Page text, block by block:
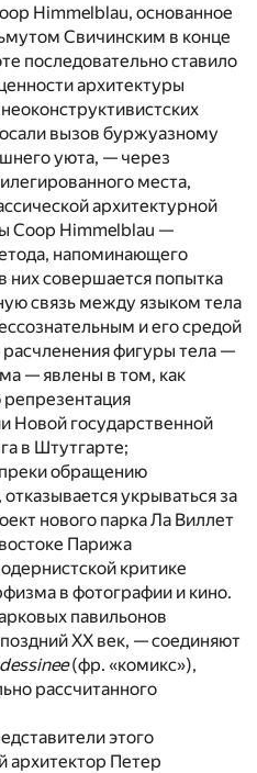
Himmelblau, основанное
Свичинским в конце
последовательно ставило
архитектуры
вызов буржуазному
уюта, — через
места,
архитектурной
Coop Himmelblau —
напоминающего
них совершается попытка
связь между языком тела
и его средой
фигуры тела —
— явлены в том, как
Новой государственной
в Штутгарте;
обращению
укрываться за
нового парка Ла Виллет
Парижа
критике
в фотографии и кино.
павильонов
XX век, — соединяют
(фр. «комикс»),
рассчитанного
этого
архитектор Петер